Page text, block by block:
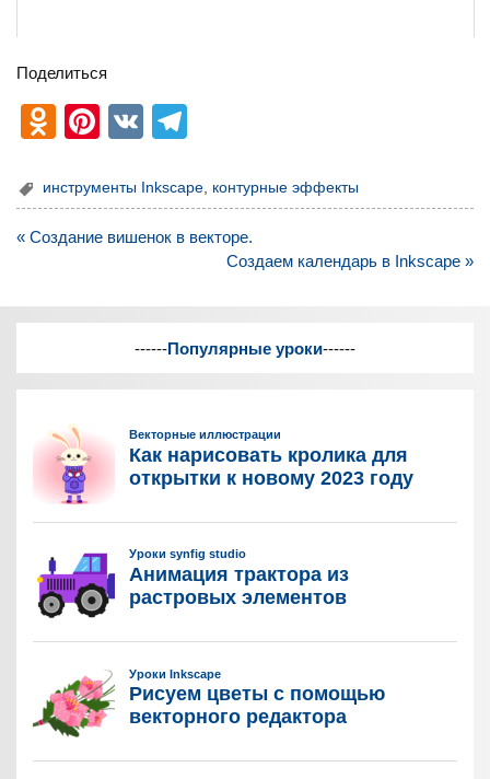
Поделиться
O
n
o
a
ss
ni
ki
Pi
er
e
V
e
gr
инструменты Inkscape контурные эффекты
Навигация
« Создание вишенок в векторе.
Cоздаем календарь в Inkscape »
------Популярные уроки------